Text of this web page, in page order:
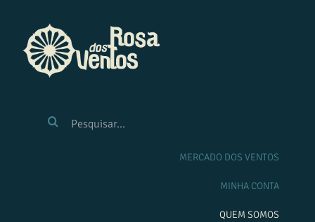
conteúdo
RESULTADOS
MERCADO DOS VENTOS
MINHA CONTA
QUEM SOMOS